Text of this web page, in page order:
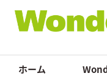
ホーム